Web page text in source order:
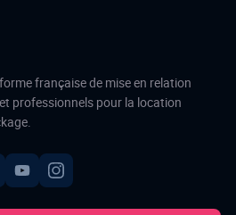
française de mise en relation
professionnels pour la location